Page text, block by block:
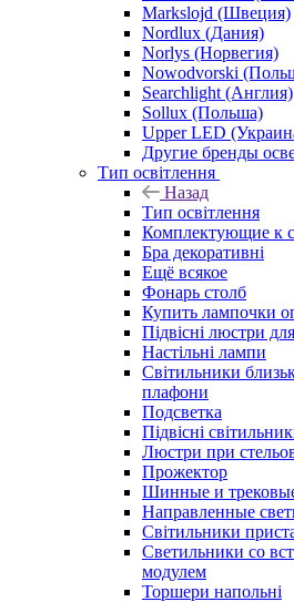
Markslojd (Швеция)
Nordlux (Дания)
Norlys (Норвегия)
Nowodvorski
Searchlight (Англия)
Sollux (Польша)
Upper LED
Другие бренды
Тип освітлення
Назад
Тип освітлення
Комплектующие к
Бра декоративні
Ещё всякое
Фонарь столб
Купить лампочки
Підвісні люстри
Настільні лампи
Світильники
плафони
Подсветка
Підвісні
Люстри при
Прожектор
Шинные и
Направленные
Світильники
Светильники со
модулем
Торшери напольні